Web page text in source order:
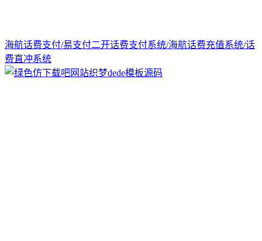
海航话费支付/易支付二开话费支付系统/海航话费充值系统/话
费直冲系统